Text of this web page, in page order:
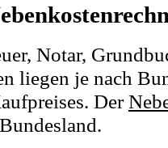
Notar,
liegen je nach
Der